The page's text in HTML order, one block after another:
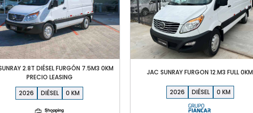
2.8T DIÉSEL FURGÓN 7.5M3 0KM
PRECIO LEASING
2026
DIÉSEL 0
JAC SUNRAY FURGON 12.M3 FULL 0KM
2026 DIÉSEL 0